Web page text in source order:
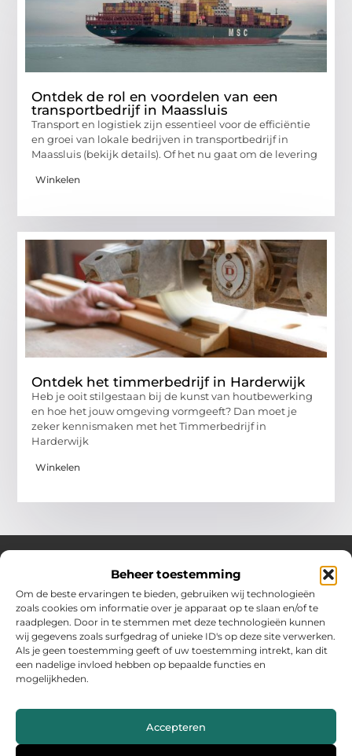
Beheer toestemming
Om de beste ervaringen te bieden, gebruiken wij technologieën
zoals cookies om informatie over je apparaat op te slaan en/of te
raadplegen. Door in te stemmen met deze technologieën kunnen
wij gegevens zoals surfgedrag of unieke ID's op deze site verwerken.
Als je geen toestemming geeft of uw toestemming intrekt, kan dit
een nadelige invloed hebben op bepaalde functies en
mogelijkheden.
Accepteren
Ontdek de rol en voordelen van een
transportbedrijf in Maassluis
Transport en logistiek zijn essentieel voor de efficiëntie
en groei van lokale bedrijven in transportbedrijf in
Maassluis (bekijk details). Of het nu gaat om de levering
Winkelen
Ontdek het timmerbedrijf in Harderwijk
Heb je ooit stilgestaan bij de kunst van houtbewerking
en hoe het jouw omgeving vormgeeft? Dan moet je
zeker kennismaken met het Timmerbedrijf in
Harderwijk
Winkelen
Over Hollandwinkelt
Jouw bron voor inspiratie en handige tips voor het dagelijks
leven.
Verken een gevarieerde selectie blogs en artikelen boordevol
praktische adviezen en verrassende inzichten om het beste uit
elke dag te halen.